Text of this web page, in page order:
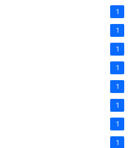
1
1
1
1
1
1
1
1